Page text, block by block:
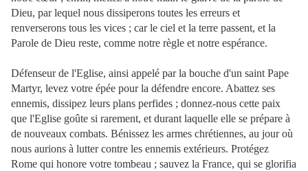
Dieu, par lequel nous dissiperons toutes les erreurs et
renverserons tous les vices ; car le ciel et la terre passent, et la
Parole de Dieu reste, comme notre règle et notre espérance.
Défenseur de l'Eglise, ainsi appelé par la bouche d'un saint Pape
Martyr, levez votre épée pour la défendre encore. Abattez ses
ennemis, dissipez leurs plans perfides ; donnez-nous cette paix
que l'Eglise goûte si rarement, et durant laquelle elle se prépare à
de nouveaux combats. Bénissez les armes chrétiennes, au jour où
nous aurions à lutter contre les ennemis extérieurs. Protégez
Rome qui honore votre tombeau ; sauvez la France, qui se glorifia